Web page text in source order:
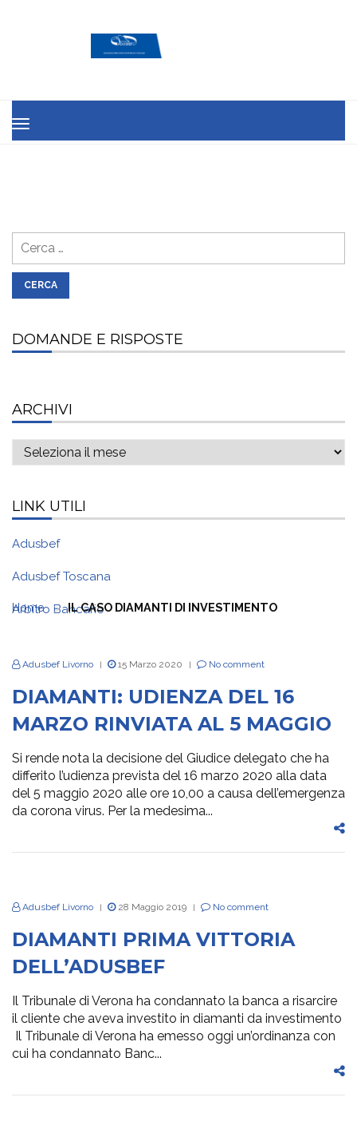
MENU
Ricerca
per:
DOMANDE E RISPOSTE
ARCHIVI
Archivi
LINK UTILI
Adusbef
Adusbef Toscana
Arbitro Bancario
Home > IL CASO DIAMANTI DI INVESTIMENTO
Adusbef Livorno | 15 Marzo 2020 | No comment
DIAMANTI: UDIENZA DEL 16
MARZO RINVIATA AL 5 MAGGIO
Si rende nota la decisione del Giudice delegato che ha
differito l’udienza prevista del 16 marzo 2020 alla data
del 5 maggio 2020 alle ore 10,00 a causa dell’emergenza
da corona virus. Per la medesima...
Adusbef Livorno | 28 Maggio 2019 | No comment
DIAMANTI PRIMA VITTORIA
DELL’ADUSBEF
Il Tribunale di Verona ha condannato la banca a risarcire
il cliente che aveva investito in diamanti da investimento
Il Tribunale di Verona ha emesso oggi un’ordinanza con
cui ha condannato Banc...